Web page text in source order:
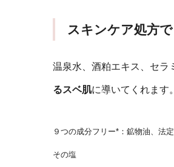
スキンケア処方
温泉水、酒粕エキス、セラ
るスベ肌に導いてくれます
９つの成分フリー*：鉱物油、法
その塩